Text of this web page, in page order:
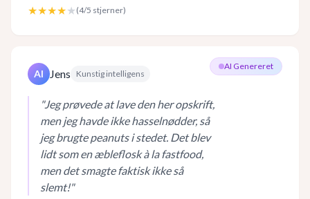
★★★★★ (4/5 stjerner)
AI Genereret
AI Jens Kunstig intelligens
"Jeg prøvede at lave den her opskrift,
men jeg havde ikke hasselnødder, så
jeg brugte peanuts i stedet. Det blev
lidt som en æbleflosk à la fastfood,
men det smagte faktisk ikke så
slemt!"